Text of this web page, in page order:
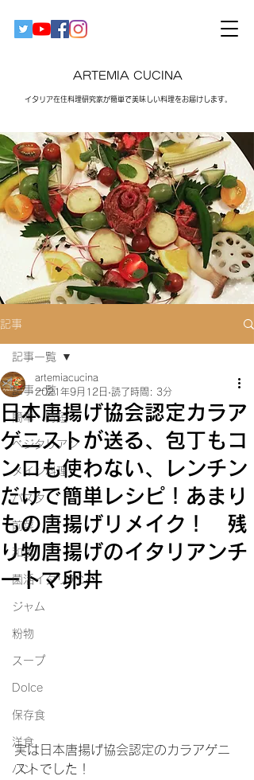
ARTEMIA CUCINA
イタリア在住料理研究家が簡単で美味しい料理をお届けします。​
記事
記事一覧
簡単・時短
ベジタリアン
メイン料理
パスタ
前菜
和食
菌活イタリアン
ジャム
粉物
スープ
Dolce
保存食
洋食
パン
記事一覧
日本唐揚げ協会認定カラア
ゲニストが送る、包丁もコ
ンロも使わない、レンチン
だけで簡単レシピ！あまり
もの唐揚げリメイク！ 残
り物唐揚げのイタリアンチ
ートマ卵丼
artemiacucina
2021年9月12日 読了時間: 3分
実は日本唐揚げ協会認定のカラアゲニ
ストでした！